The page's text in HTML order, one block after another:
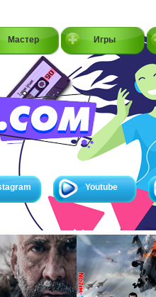
Мастер Игры
Youtube